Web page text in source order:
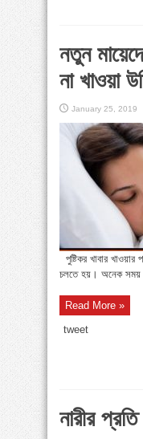
নতুন
না খাওয়া
January 25, 2019
পুষ্টিকর খাবার
চলতে হয়। অনেক সময়
Read More »
tweet
নারীর